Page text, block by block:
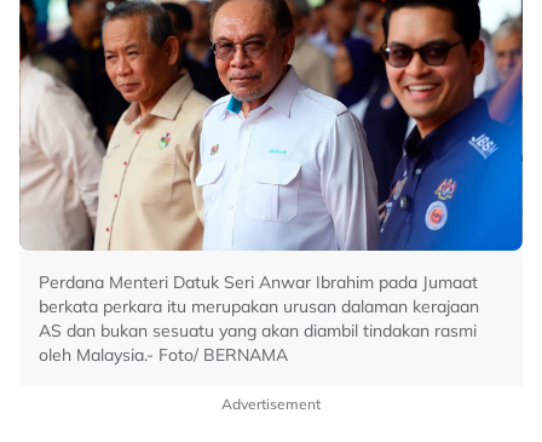
Perdana Menteri Datuk Seri Anwar Ibrahim pada Jumaat
berkata perkara itu merupakan urusan dalaman kerajaan
AS dan bukan sesuatu yang akan diambil tindakan rasmi
oleh Malaysia.- Foto/ BERNAMA
Advertisement